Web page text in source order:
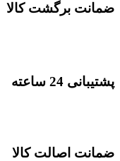
ضمانت برگشت کالا
پشتیبانی 24 ساعته
ضمانت اصالت کالا